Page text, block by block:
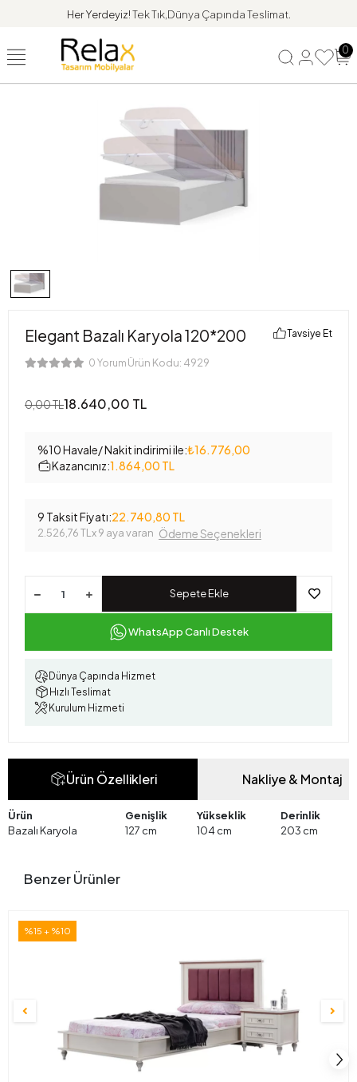
Her Yerdeyiz!Tek Tık,Dünya Çapında Teslimat.
0
Elegant Bazalı Karyola 120*200
0 Yorum Ürün Kodu: 4929
Tavsiye Et
0,00 TL18.640,00 TL
%10 Havale/ Nakit indirimi ile:₺16.776,00
Kazancınız:1.864,00 TL
9 Taksit Fiyatı:22.740,80 TL
2.526,76 TL x 9 aya varan Ödeme Seçenekleri
Sepete Ekle
WhatsApp Canlı Destek
Dünya Çapında Hizmet
Hızlı Teslimat
Kurulum Hizmeti
Ürün Özellikleri Nakliye & Montaj
Ürün Genişlik Yükseklik
Derinlik
Bazalı Karyola
127 cm 104 cm 203 cm
Benzer Ürünler
%15 + %10